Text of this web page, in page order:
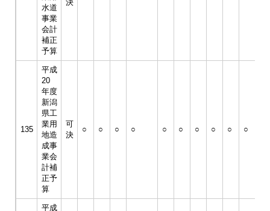
水道
事業
会計
補正
予算
決
135
平成
20
年度
新潟
県工
業用
地造
成事
業会
計補
正予
算
可
決
○ ○ ○ ○ ○ ○ ○ ○ ○ ○
平成